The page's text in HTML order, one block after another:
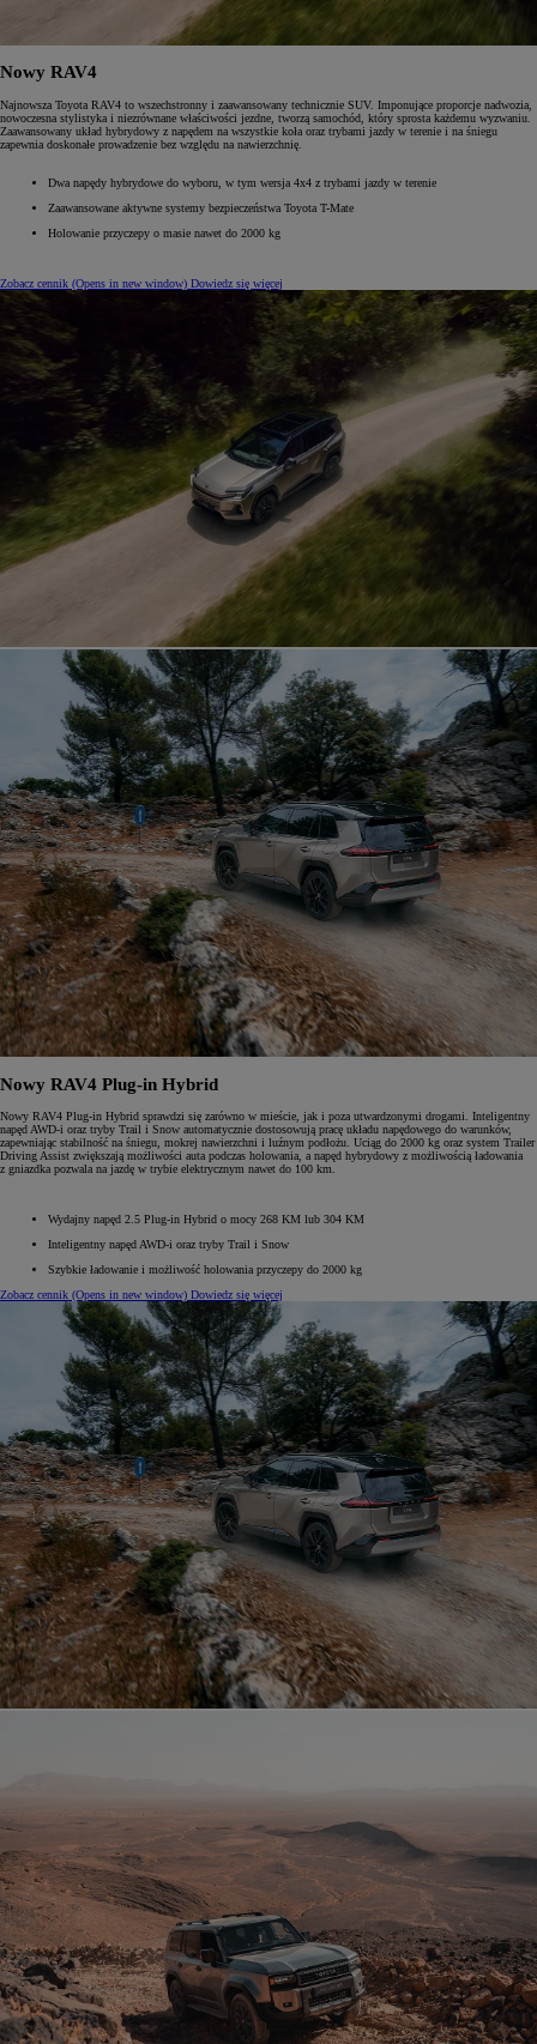
Nowy RAV4
Najnowsza Toyota RAV4 to wszechstronny i zaawansowany technicznie SUV. Imponujące proporcje nadwozia,
nowoczesna stylistyka i niezrównane właściwości jezdne, tworzą samochód, który sprosta każdemu wyzwaniu.
Zaawansowany układ hybrydowy z napędem na wszystkie koła oraz trybami jazdy w terenie i na śniegu
zapewnia doskonałe prowadzenie bez względu na nawierzchnię.
Dwa napędy hybrydowe do wyboru, w tym wersja 4x4 z trybami jazdy w terenie
Zaawansowane aktywne systemy bezpieczeństwa Toyota T-Mate
Holowanie przyczepy o masie nawet do 2000 kg
Zobacz cennik (Opens in new window) Dowiedz się więcej
Nowy RAV4 Plug-in Hybrid
Nowy RAV4 Plug-in Hybrid sprawdzi się zarówno w mieście, jak i poza utwardzonymi drogami. Inteligentny
napęd AWD-i oraz tryby Trail i Snow automatycznie dostosowują pracę układu napędowego do warunków,
zapewniając stabilność na śniegu, mokrej nawierzchni i luźnym podłożu. Uciąg do 2000 kg oraz system Trailer
Driving Assist zwiększają możliwości auta podczas holowania, a napęd hybrydowy z możliwością ładowania
z gniazdka pozwala na jazdę w trybie elektrycznym nawet do 100 km.
Wydajny napęd 2.5 Plug-in Hybrid o mocy 268 KM lub 304 KM
Inteligentny napęd AWD-i oraz tryby Trail i Snow
Szybkie ładowanie i możliwość holowania przyczepy do 2000 kg
Zobacz cennik (Opens in new window) Dowiedz się więcej